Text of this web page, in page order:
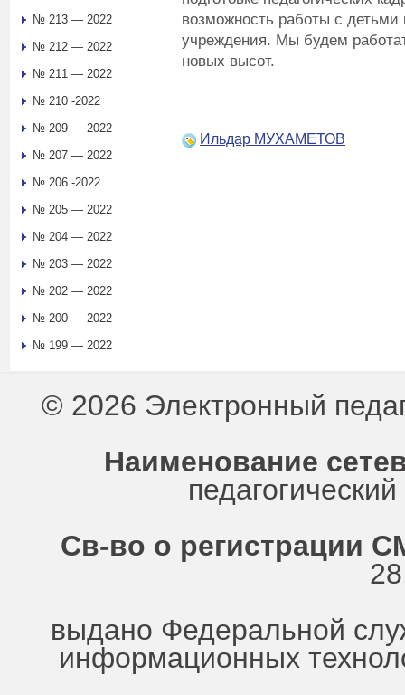
возможность работы с детьми
учреждения. Мы будем
новых высот.
Ильдар МУХАМЕТОВ
№ 213 — 2022
№ 212 — 2022
№ 211 — 2022
№ 210 -2022
№ 209 — 2022
№ 207 — 2022
№ 206 -2022
№ 205 — 2022
№ 204 — 2022
№ 203 — 2022
№ 202 — 2022
№ 200 — 2022
№ 199 — 2022
© 2026 Электронный
Наименование
Св-во о регистрации
выдано Федеральной
информационных